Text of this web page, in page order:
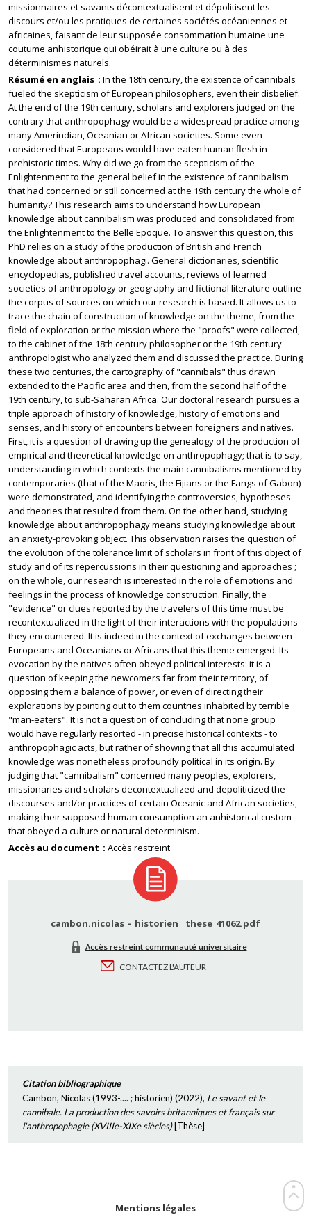
missionnaires et savants décontextualisent et dépolitisent les
discours et/ou les pratiques de certaines sociétés océaniennes et
africaines, faisant de leur supposée consommation humaine une
coutume anhistorique qui obéirait à une culture ou à des
déterminismes naturels.
Résumé en anglais
In the 18th century, the existence of cannibals
fueled the skepticism of European philosophers, even their disbelief.
At the end of the 19th century, scholars and explorers judged on the
contrary that anthropophagy would be a widespread practice among
many Amerindian, Oceanian or African societies. Some even
considered that Europeans would have eaten human flesh in
prehistoric times. Why did we go from the scepticism of the
Enlightenment to the general belief in the existence of cannibalism
that had concerned or still concerned at the 19th century the whole of
humanity? This research aims to understand how European
knowledge about cannibalism was produced and consolidated from
the Enlightenment to the Belle Epoque. To answer this question, this
PhD relies on a study of the production of British and French
knowledge about anthropophagi. General dictionaries, scientific
encyclopedias, published travel accounts, reviews of learned
societies of anthropology or geography and fictional literature outline
the corpus of sources on which our research is based. It allows us to
trace the chain of construction of knowledge on the theme, from the
field of exploration or the mission where the "proofs" were collected,
to the cabinet of the 18th century philosopher or the 19th century
anthropologist who analyzed them and discussed the practice. During
these two centuries, the cartography of "cannibals" thus drawn
extended to the Pacific area and then, from the second half of the
19th century, to sub-Saharan Africa. Our doctoral research pursues a
triple approach of history of knowledge, history of emotions and
senses, and history of encounters between foreigners and natives.
First, it is a question of drawing up the genealogy of the production of
empirical and theoretical knowledge on anthropophagy; that is to say,
understanding in which contexts the main cannibalisms mentioned by
contemporaries (that of the Maoris, the Fijians or the Fangs of Gabon)
were demonstrated, and identifying the controversies, hypotheses
and theories that resulted from them. On the other hand, studying
knowledge about anthropophagy means studying knowledge about
an anxiety-provoking object. This observation raises the question of
the evolution of the tolerance limit of scholars in front of this object of
study and of its repercussions in their questioning and approaches ;
on the whole, our research is interested in the role of emotions and
feelings in the process of knowledge construction. Finally, the
"evidence" or clues reported by the travelers of this time must be
recontextualized in the light of their interactions with the populations
they encountered. It is indeed in the context of exchanges between
Europeans and Oceanians or Africans that this theme emerged. Its
evocation by the natives often obeyed political interests: it is a
question of keeping the newcomers far from their territory, of
opposing them a balance of power, or even of directing their
explorations by pointing out to them countries inhabited by terrible
"man-eaters". It is not a question of concluding that none group
would have regularly resorted - in precise historical contexts - to
anthropophagic acts, but rather of showing that all this accumulated
knowledge was nonetheless profoundly political in its origin. By
judging that "cannibalism" concerned many peoples, explorers,
missionaries and scholars decontextualized and depoliticized the
discourses and/or practices of certain Oceanic and African societies,
making their supposed human consumption an anhistorical custom
that obeyed a culture or natural determinism.
Accès au document
Accès restreint
cambon.nicolas_-_historien__these_41062.pdf
Accès restreint communauté universitaire
CONTACTEZ L'AUTEUR
Citation bibliographique
Cambon, Nicolas (1993-.... ; historien) (2022), Le savant et le
cannibale. La production des savoirs britanniques et français sur
l'anthropophagie (XVIIIe-XIXe siècles)[Thèse]
Mentions légales